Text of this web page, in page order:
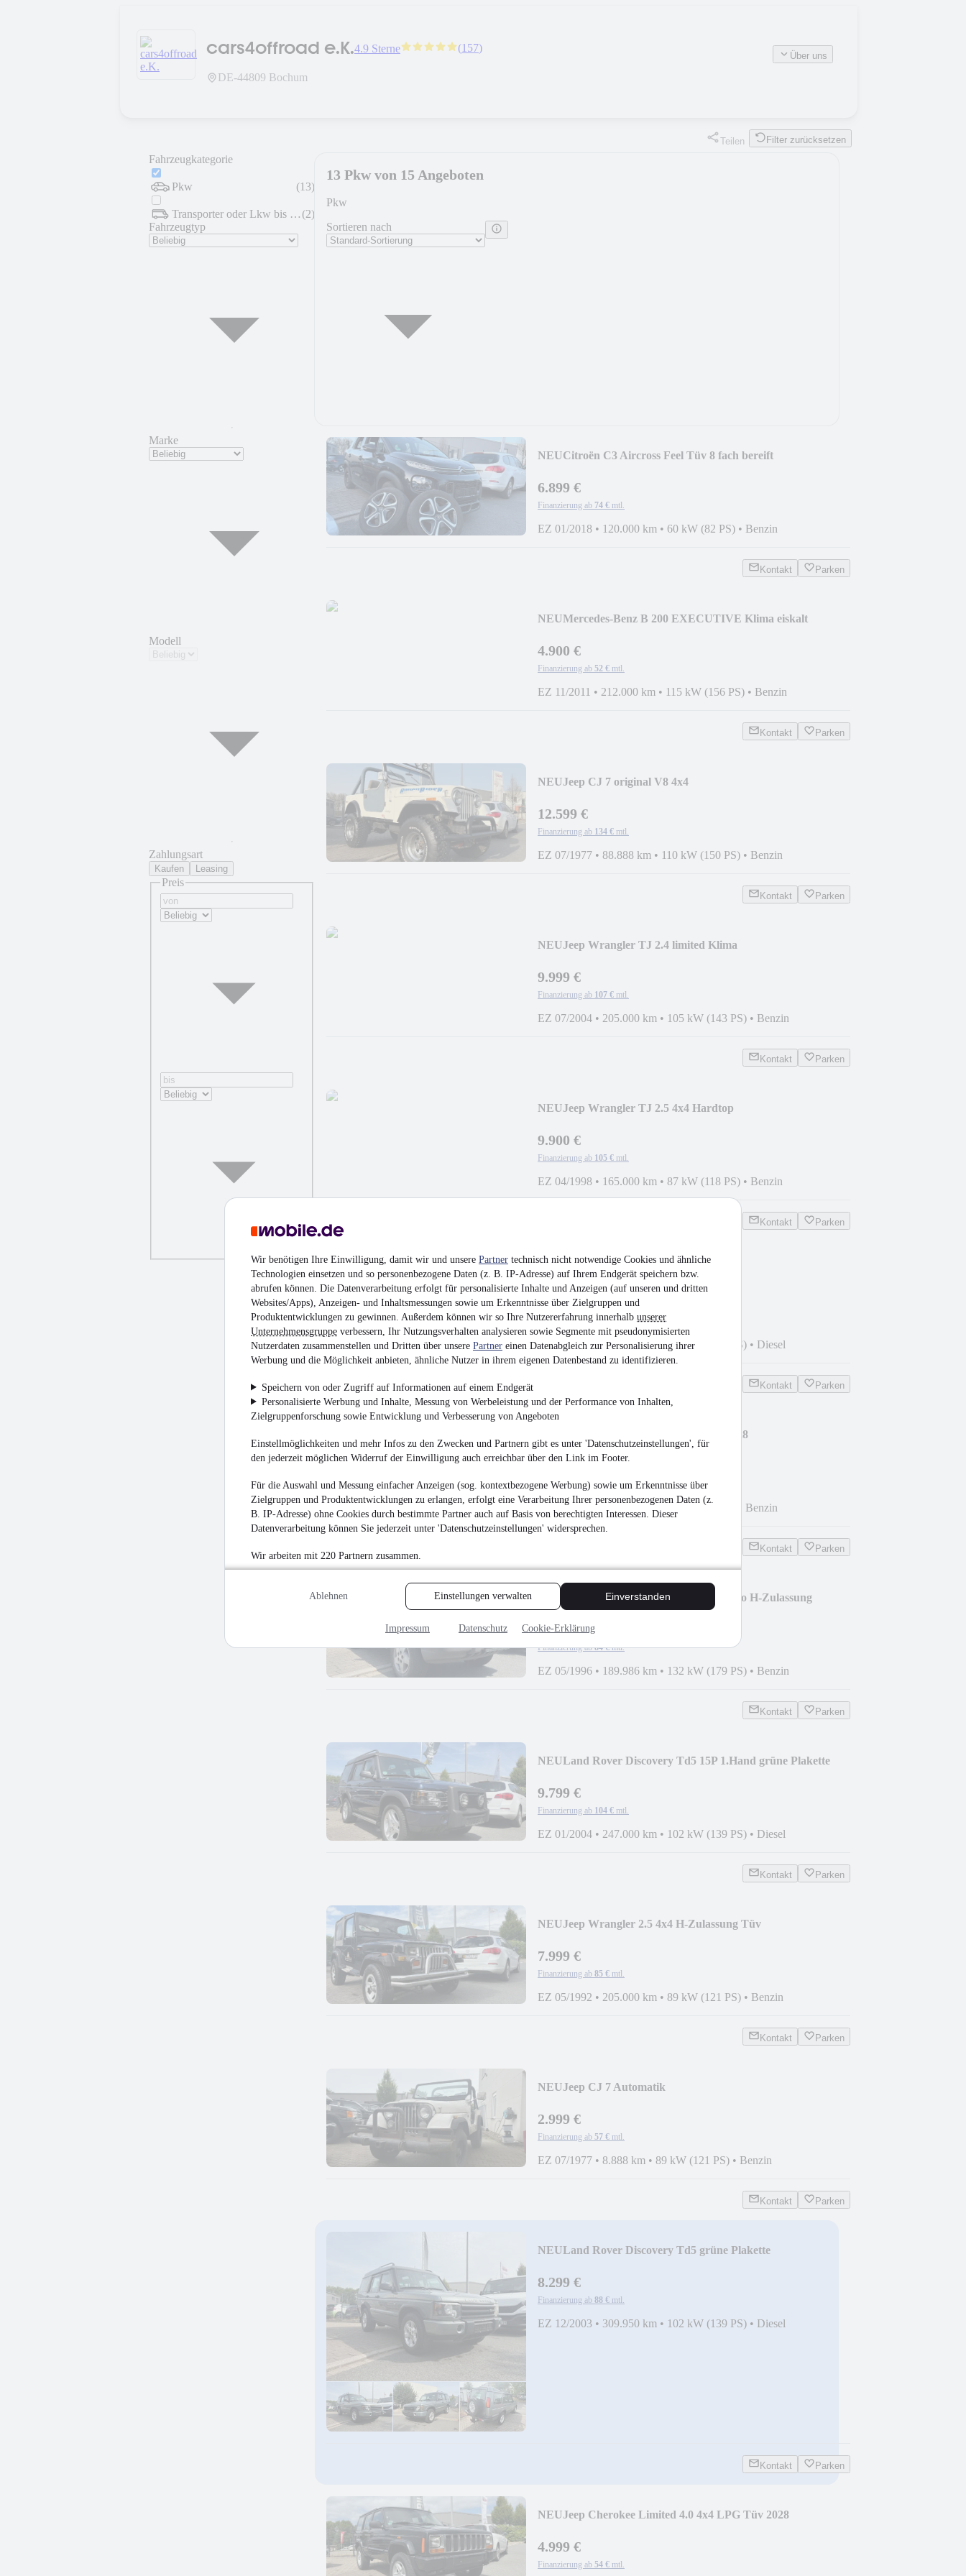
Wir benötigen Ihre Einwilligung, damit wir und unsere Partner technisch nicht notwendige Cookies und ähnliche
Technologien einsetzen und so personenbezogene Daten (z. B. IP-Adresse) auf Ihrem Endgerät speichern bzw.
abrufen können. Die Datenverarbeitung erfolgt für personalisierte Inhalte und Anzeigen (auf unseren und dritten
Websites/Apps), Anzeigen- und Inhaltsmessungen sowie um Erkenntnisse über Zielgruppen und
Produktentwicklungen zu gewinnen. Außerdem können wir so Ihre Nutzererfahrung innerhalb unserer
Unternehmensgruppe verbessern, Ihr Nutzungsverhalten analysieren sowie Segmente mit pseudonymisierten
Nutzerdaten zusammenstellen und Dritten über unsere Partner einen Datenabgleich zur Personalisierung ihrer
Werbung und die Möglichkeit anbieten, ähnliche Nutzer in ihrem eigenen Datenbestand zu identifizieren.
Speichern von oder Zugriff auf Informationen auf einem Endgerät
Personalisierte Werbung und Inhalte, Messung von Werbeleistung und der Performance von Inhalten,
Zielgruppenforschung sowie Entwicklung und Verbesserung von Angeboten
Einstellmöglichkeiten und mehr Infos zu den Zwecken und Partnern gibt es unter 'Datenschutzeinstellungen', für
den jederzeit möglichen Widerruf der Einwilligung auch erreichbar über den Link im Footer.
Für die Auswahl und Messung einfacher Anzeigen (sog. kontextbezogene Werbung) sowie um Erkenntnisse über
Zielgruppen und Produktentwicklungen zu erlangen, erfolgt eine Verarbeitung Ihrer personenbezogenen Daten (z.
B. IP-Adresse) ohne Cookies durch bestimmte Partner auch auf Basis von berechtigten Interessen. Dieser
Datenverarbeitung können Sie jederzeit unter 'Datenschutzeinstellungen' widersprechen.
Wir arbeiten mit 220 Partnern zusammen.
Ablehnen Einstellungen verwalten Einverstanden
Impressum Datenschutz Cookie-Erklärung
cars4offroad e.K.4.9 Sterne (157)
DE-44809 Bochum
Über uns
Teilen Filter zurücksetzen
Fahrzeugkategorie
Pkw (13)
Transporter oder Lkw bis 7,5 t (2)
Fahrzeugtyp
Marke
Modell
Zahlungsart
Kaufen Leasing
Preis
13 Pkw von 15 Angeboten
Pkw
Sortieren nach
NEUCitroën C3 Aircross Feel Tüv 8 fach bereift
6.899 €
Finanzierung ab 74 € mtl.
EZ 01/2018 • 120.000 km • 60 kW (82 PS) • Benzin
Kontakt Parken
NEUMercedes-Benz B 200 EXECUTIVE Klima eiskalt
4.900 €
Finanzierung ab 52 € mtl.
EZ 11/2011 • 212.000 km • 115 kW (156 PS) • Benzin
Kontakt Parken
NEUJeep CJ 7 original V8 4x4
12.599 €
Finanzierung ab 134 € mtl.
EZ 07/1977 • 88.888 km • 110 kW (150 PS) • Benzin
Kontakt Parken
NEUJeep Wrangler TJ 2.4 limited Klima
9.999 €
Finanzierung ab 107 € mtl.
EZ 07/2004 • 205.000 km • 105 kW (143 PS) • Benzin
Kontakt Parken
NEUJeep Wrangler TJ 2.5 4x4 Hardtop
9.900 €
Finanzierung ab 105 € mtl.
EZ 04/1998 • 165.000 km • 87 kW (118 PS) • Benzin
Kontakt Parken
NEUJeep Commander 3.0 CRD 7 Sitze
6.900 €
Finanzierung ab 74 € mtl.
EZ 02/2008•247.000 km•160 kW (218 PS) • Diesel
Kontakt Parken
Ford F 150 4.9 H-Zulassung Tüv 2028
10.500 €
Finanzierung ab 112 € mtl.
EZ 02/1985 • 16.000 km• 90 kW (122 PS) Benzin
Kontakt Parken
Jeep Grand Cherokee 4.0 4x4 Laredo H-Zulassung
7.900 €
Finanzierung ab 84 € mtl.
EZ 05/1996 • 189.986 km • 132 kW (179 PS) • Benzin
Kontakt Parken
NEULand Rover Discovery Td5 15P 1.Hand grüne Plakette
9.799 €
Finanzierung ab 104 € mtl.
EZ 01/2004 • 247.000 km • 102 kW (139 PS) • Diesel
Kontakt Parken
NEUJeep Wrangler 2.5 4x4 H-Zulassung Tüv
7.999 €
Finanzierung ab 85 € mtl.
EZ 05/1992 • 205.000 km • 89 kW (121 PS) • Benzin
Kontakt Parken
NEUJeep CJ 7 Automatik
2.999 €
Finanzierung ab 57 € mtl.
EZ 07/1977 • 8.888 km • 89 kW (121 PS) • Benzin
Kontakt Parken
NEULand Rover Discovery Td5 grüne Plakette
8.299 €
Finanzierung ab 88 € mtl.
EZ 12/2003 • 309.950 km • 102 kW (139 PS) • Diesel
Kontakt Parken
NEUJeep Cherokee Limited 4.0 4x4 LPG Tüv 2028
4.999 €
Finanzierung ab 54 € mtl.